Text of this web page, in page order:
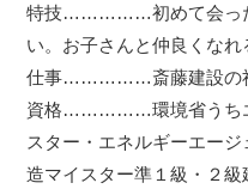
特技……………初めて会った
い。お子さんと仲良くなれ
仕事……………斎藤建設の
資格……………環境省うちエ
スター・エネルギーエー
造マイスター準１級・２